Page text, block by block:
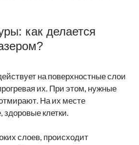
как делается
на поверхностные слои
их. При этом, нужные
На их месте
клетки.
слоев, происходит